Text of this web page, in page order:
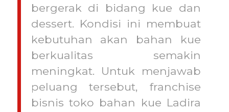
bergerak di bidang kue dan
dessert. Kondisi ini membuat
kebutuhan akan bahan kue
berkualitas semakin
meningkat. Untuk menjawab
peluang tersebut, franchise
bisnis toko bahan kue Ladira